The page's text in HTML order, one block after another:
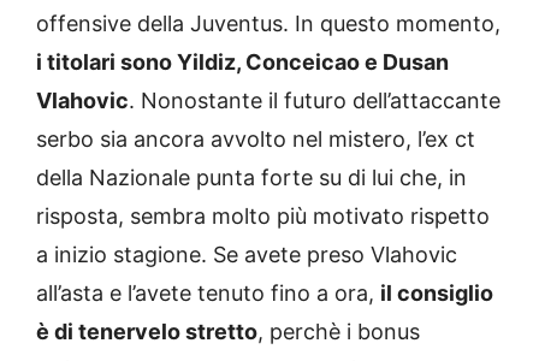
offensive della Juventus. In questo momento,
i titolari sono Yildiz, Conceicao e Dusan
Vlahovic. Nonostante il futuro dell’attaccante
serbo sia ancora avvolto nel mistero, l’ex ct
della Nazionale punta forte su di lui che, in
risposta, sembra molto più motivato rispetto
a inizio stagione. Se avete preso Vlahovic
all’asta e l’avete tenuto fino a ora, il consiglio
è di tenervelo stretto, perchè i bonus